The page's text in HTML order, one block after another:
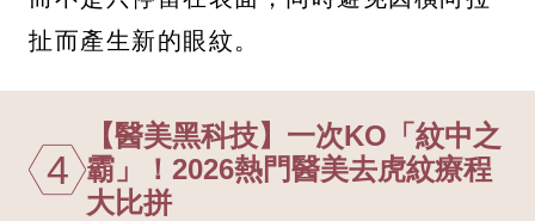
扯而產生新的眼紋。
4
【醫美黑科技】一次KO「紋中之
霸」！2026熱門醫美去虎紋療程
大比拼